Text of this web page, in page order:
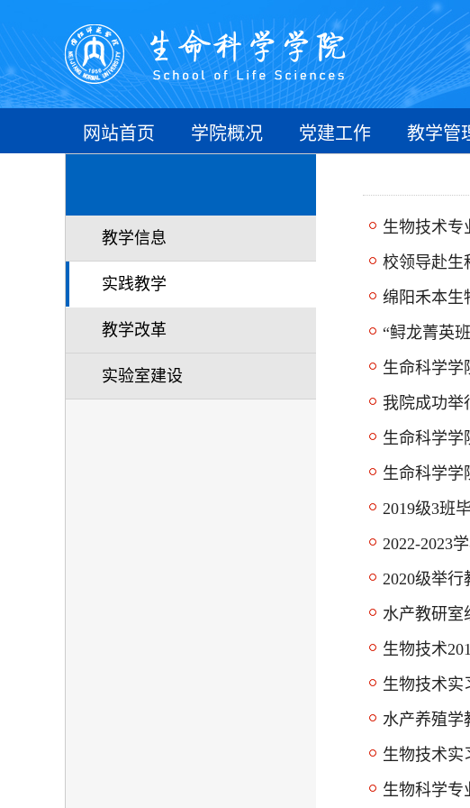
网站首页 学院概况 党建工作 教学管
教学信息
实践教学
教学改革
实验室建设
生物技术专
校领导赴生
绵阳禾本生
“鲟龙菁英
生命科学学
我院成功举
生命科学学
生命科学学
2019级3班
2022-2023
2020级举
水产教研室
生物技术
生物技术实
水产养殖学
生物技术实
生物科学专